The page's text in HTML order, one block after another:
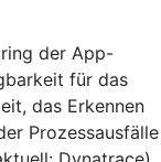
der App-
für das
das Erkennen
Prozessausfälle